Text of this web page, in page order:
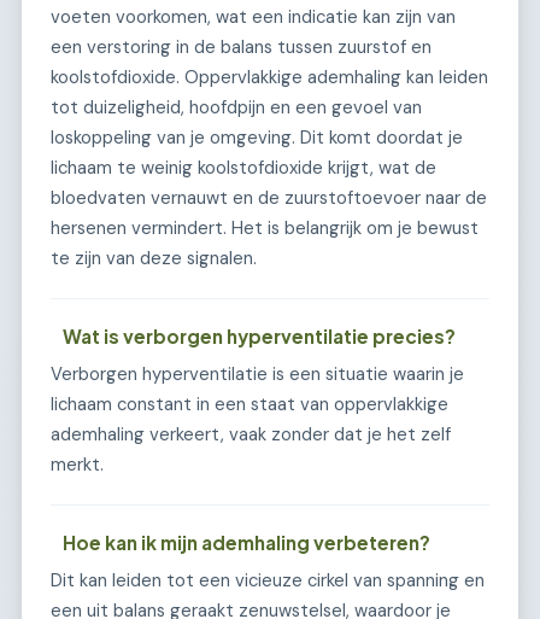
voeten voorkomen, wat een indicatie kan zijn van
een verstoring in de balans tussen zuurstof en
koolstofdioxide. Oppervlakkige ademhaling kan leiden
tot duizeligheid, hoofdpijn en een gevoel van
loskoppeling van je omgeving. Dit komt doordat je
lichaam te weinig koolstofdioxide krijgt, wat de
bloedvaten vernauwt en de zuurstoftoevoer naar de
hersenen vermindert. Het is belangrijk om je bewust
te zijn van deze signalen.
Wat is verborgen hyperventilatie precies?
Verborgen hyperventilatie is een situatie waarin je
lichaam constant in een staat van oppervlakkige
ademhaling verkeert, vaak zonder dat je het zelf
merkt.
Hoe kan ik mijn ademhaling verbeteren?
Dit kan leiden tot een vicieuze cirkel van spanning en
een uit balans geraakt zenuwstelsel, waardoor je